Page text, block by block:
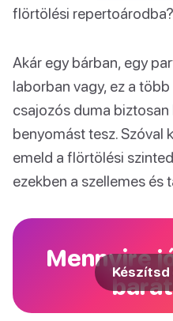
flörtölési repertoárodba?
Akár egy bárban, egy
laborban vagy, ez a
csajozós duma
benyomást tesz. Szóval
emeld a flörtölési
ezekben a szellemes és
Mennyire
Készítsd